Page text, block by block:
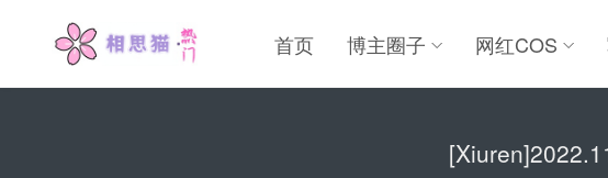
首页 博主圈子 网红COS